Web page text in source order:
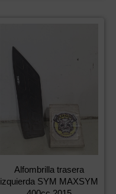
Alfombrilla trasera
izquierda SYM MAXSYM